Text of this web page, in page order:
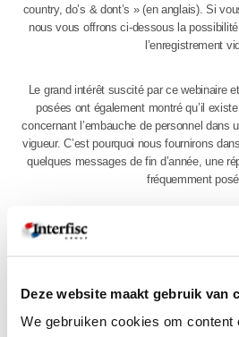
Deze website maakt gebruik van
We gebruiken cookies om content
country, do’s & dont’s » (en anglais). Si
nous vous offrons ci-dessous la
l’enregistrement
Le grand intérêt suscité par ce webinaire
posées ont également montré qu’il
concernant l’embauche de personnel dans
vigueur. C’est pourquoi nous fournirons
quelques messages de fin d’année, une
fréquemment
Voulez-vous recevoir chaque édition par e-